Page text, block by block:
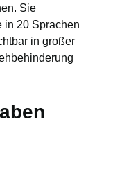
Sie
in 20 Sprachen
in großer